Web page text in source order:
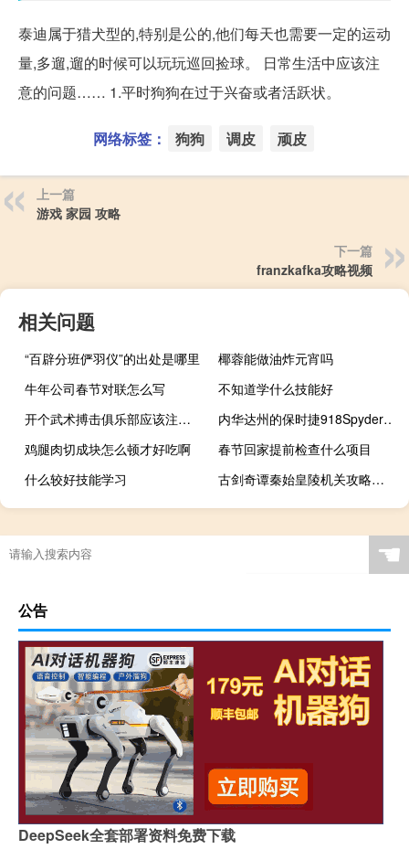
泰迪属于猎犬型的,特别是公的,他们每天也需要一定的运动
量,多遛,遛的时候可以玩玩巡回捡球。 日常生活中应该注
意的问题…… 1.平时狗狗在过于兴奋或者活跃状。
网络标签： 狗狗 调皮 顽皮
上一篇
游戏 家园 攻略
下一篇
franzkafka攻略视频
相关问题
“百辟分班俨羽仪”的出处是哪里
椰蓉能做油炸元宵吗
牛年公司春节对联怎么写
不知道学什么技能好
开个武术搏击俱乐部应该注意什么
内华达州的保时捷918Spyder高温天气测试
鸡腿肉切成块怎么顿才好吃啊
春节回家提前检查什么项目
什么较好技能学习
古剑奇谭秦始皇陵机关攻略（古剑奇谭秦始皇陵前段机关）
☚
公告
DeepSeek全套部署资料免费下载